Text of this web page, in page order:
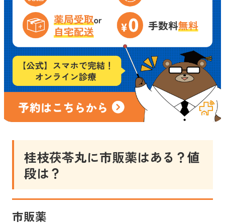
桂枝茯苓丸に市販薬はある？値
段は？
市販薬